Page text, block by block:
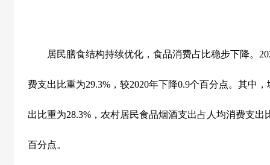
居民膳食结构持续优化，食品消费占比稳步下降。
费支出比重为29.3% ，较2020年下降0.9个百分点。其中
出比重为28.3% ，农村居民食品烟酒支出占人均消费支出
百分点。